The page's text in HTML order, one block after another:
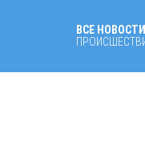
ВСЕ НОВОСТИ